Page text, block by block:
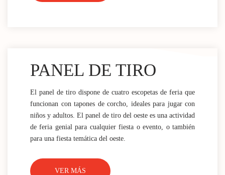
PANEL DE TIRO
El panel de tiro dispone de cuatro escopetas de feria que
funcionan con tapones de corcho, ideales para jugar con
niños y adultos. El panel de tiro del oeste es una actividad
de feria genial para cualquier fiesta o evento, o también
para una fiesta temática del oeste.
VER MÁS